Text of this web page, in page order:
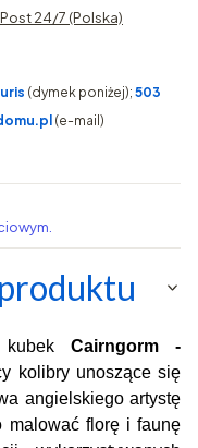
24/7 (Polska)
(dymek poniżej); 503
(e-mail)
Cairngorm -
kolibry unoszące się
angielskiego artystę
malować florę i faunę